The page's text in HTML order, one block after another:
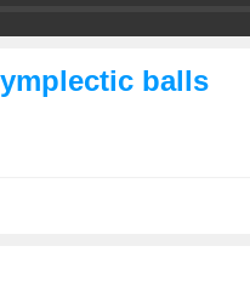
balls